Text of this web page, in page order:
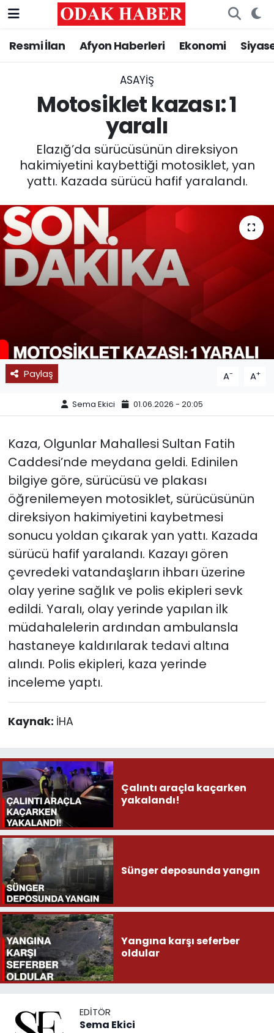
Resmi İlan Afyon Haberleri Ekonomi
ASAYİŞ
Motosiklet kazası: 1
yaralı
Elazığ’da sürücüsünün direksiyon
hakimiyetini kaybettiği motosiklet, yan
yattı. Kazada sürücü hafif yaralandı.
Paylaş A- A+
Sema Ekici 01.06.2026 - 20:05
Kaza, Olgunlar Mahallesi Sultan Fatih
Caddesi’nde meydana geldi. Edinilen
bilgiye göre, sürücüsü ve plakası
öğrenilemeyen motosiklet, sürücüsünün
direksiyon hakimiyetini kaybetmesi
sonucu yoldan çıkarak yan yattı. Kazada
sürücü hafif yaralandı. Kazayı gören
çevredeki vatandaşların ihbarı üzerine
olay yerine sağlık ve polis ekipleri sevk
edildi. Yaralı, olay yerinde yapılan ilk
müdahalelerin ardından ambulansla
hastaneye kaldırılarak tedavi altına
alındı. Polis ekipleri, kaza yerinde
inceleme yaptı.
Kaynak: İHA
Çalıntı araçla kaçarken
yakalandı!
Sünger deposunda yangın
Yangına karşı seferber
oldular
EDITÖR
Sema Ekici
AFYONKARAHİSAR HABERLERİ
ASAYİŞ
SİYASET
EĞİTİM
MAGAZİN
SAĞLIK
11:11 MANŞET
Nöbetçi Eczaneler
Trafik Durumu
Süper Lig Puan Durumu ve Fikstür
Tüm Manşetler
Son Dakika Haberleri
Haber Arşivi